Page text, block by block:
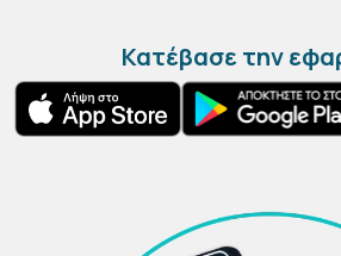
Κατέβασε την